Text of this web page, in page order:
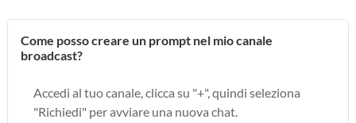
Come posso creare un prompt nel mio canale
broadcast?
Accedi al tuo canale, clicca su "+", quindi seleziona
"Richiedi" per avviare una nuova chat.